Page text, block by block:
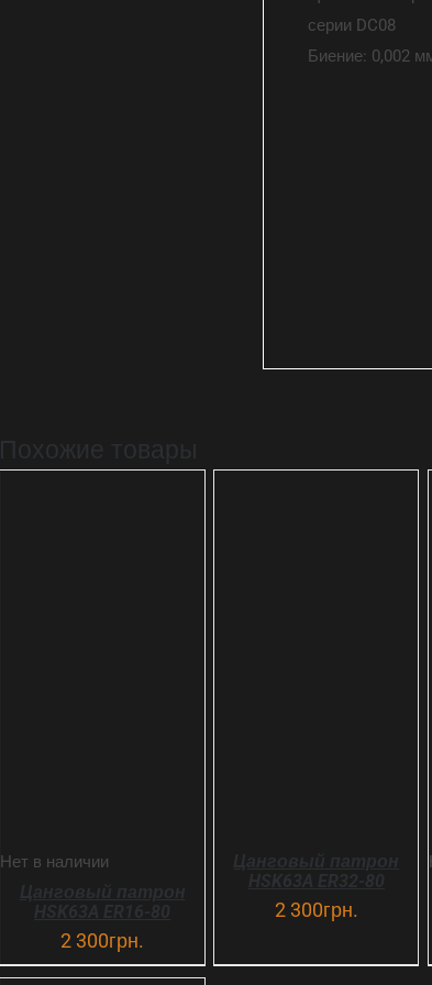
серии DC08
Биение: 0,002
Похожие товары
Нет в наличии
Цанговый патрон
HSK63A ER16-80
2 300грн.
Цанговый патрон
HSK63A ER32-80
2 300грн.